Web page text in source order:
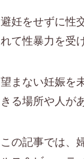
避妊をせずに性
れて性暴力を受
望まない妊娠を
きる場所や人が
この記事では、